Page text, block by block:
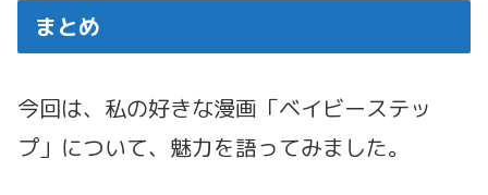
まとめ
今回は、私の好きな漫画「ベイビーステッ
プ」について、魅力を語ってみました。